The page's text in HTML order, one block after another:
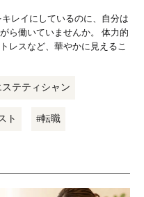
レイにしているのに、自分は
ら働いていませんか。 体力的
レスなど、華やかに見えるこ
ステティシャン
ト #転職